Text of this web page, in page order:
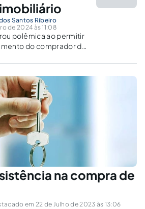
Santos Ribeiro
de 2024 às 11:08
polêmica ao permitir
do comprador de
na compra de
em 22 de Julho de 2023 às 13:06